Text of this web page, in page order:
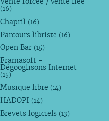
(16)
Chapril (16)
Parcours libriste (16)
Open Bar (15)
Framasoft -
Dégooglisons Internet
(15)
Musique libre (14)
HADOPI (14)
Brevets logiciels (13)